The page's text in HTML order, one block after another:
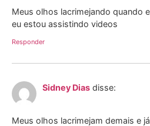
Meus olhos lacrimejando quando
eu estou assistindo videos
Responder
Sidney Dias disse:
Meus olhos lacrimejam demais e